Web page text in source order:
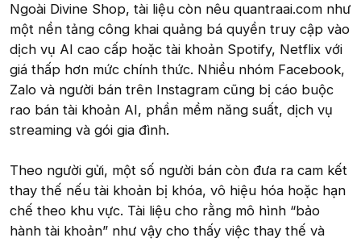
Ngoài Divine Shop, tài liệu còn nêu quantraai.com như
một nền tảng công khai quảng bá quyền truy cập vào
dịch vụ AI cao cấp hoặc tài khoản Spotify, Netflix với
giá thấp hơn mức chính thức. Nhiều nhóm Facebook,
Zalo và người bán trên Instagram cũng bị cáo buộc
rao bán tài khoản AI, phần mềm năng suất, dịch vụ
streaming và gói gia đình.
Theo người gửi, một số người bán còn đưa ra cam kết
thay thế nếu tài khoản bị khóa, vô hiệu hóa hoặc hạn
chế theo khu vực. Tài liệu cho rằng mô hình “bảo
hành tài khoản” như vậy cho thấy việc thay thế và